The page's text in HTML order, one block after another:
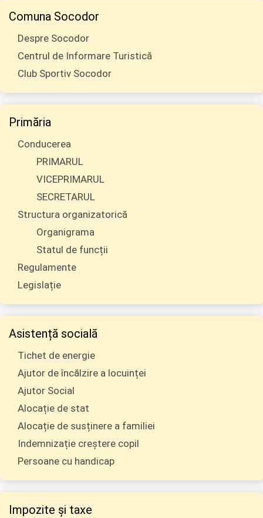
Comuna Socodor
Despre Socodor
Centrul de Informare Turistică
Club Sportiv Socodor
Primăria
Conducerea
PRIMARUL
VICEPRIMARUL
SECRETARUL
Structura organizatorică
Organigrama
Statul de funcții
Regulamente
Legislație
Asistență socială
Tichet de energie
Ajutor de încălzire a locuinței
Ajutor Social
Alocație de stat
Alocație de susținere a familiei
Indemnizație creștere copil
Persoane cu handicap
Impozite și taxe